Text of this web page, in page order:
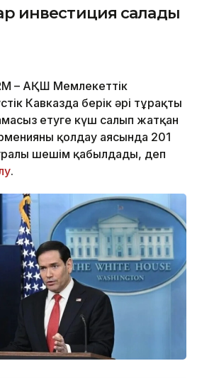
инвестиция салады
– АҚШ Мемлекеттік
Кавказда берік әрі тұрақты
етуге күш салып жатқан
қолдау аясында 201
шешім қабылдады, деп
.